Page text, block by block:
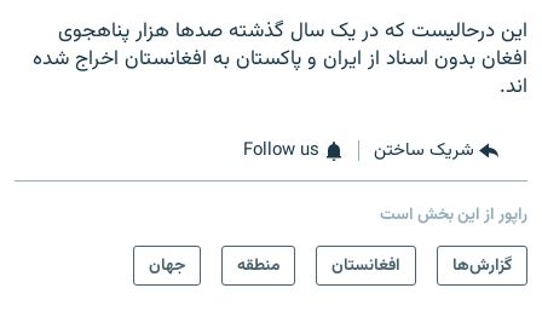
این درحالیست که در یک سال گذشته صدها هزار پناهجوی
افغان بدون اسناد از ایران و پاکستان به افغانستان اخراج شده
اند.
شریک ساختن Follow us
راپور از این بخش است
گزارش‌ها
افغانستان منطقه جهان